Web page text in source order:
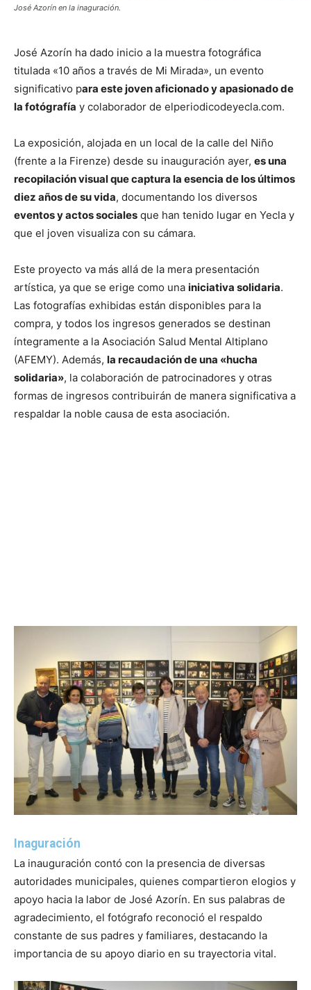
José Azorín en la inaguración.
José Azorín ha dado inicio a la muestra fotográfica
titulada «10 años a través de Mi Mirada», un evento
significativo para este joven aficionado y apasionado de
la fotógrafía y colaborador de elperiodicodeyecla.com.
La exposición, alojada en un local de la calle del Niño
(frente a la Firenze) desde su inauguración ayer, es una
recopilación visual que captura la esencia de los últimos
diez años de su vida, documentando los diversos
eventos y actos sociales que han tenido lugar en Yecla y
que el joven visualiza con su cámara.
Este proyecto va más allá de la mera presentación
artística, ya que se erige como una iniciativa solidaria.
Las fotografías exhibidas están disponibles para la
compra, y todos los ingresos generados se destinan
íntegramente a la Asociación Salud Mental Altiplano
(AFEMY). Además, la recaudación de una «hucha
solidaria», la colaboración de patrocinadores y otras
formas de ingresos contribuirán de manera significativa a
respaldar la noble causa de esta asociación.
Inaguración
La inauguración contó con la presencia de diversas
autoridades municipales, quienes compartieron elogios y
apoyo hacia la labor de José Azorín. En sus palabras de
agradecimiento, el fotógrafo reconoció el respaldo
constante de sus padres y familiares, destacando la
importancia de su apoyo diario en su trayectoria vital.